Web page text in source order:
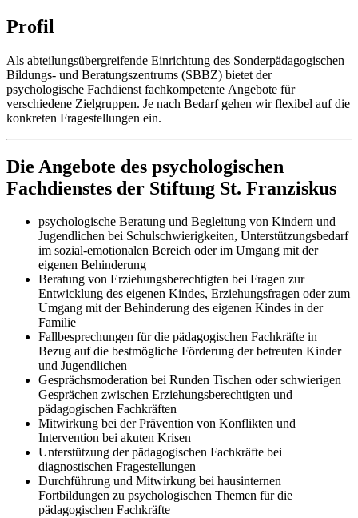
Profil
Als abteilungsübergreifende Einrichtung des Sonderpädagogischen
Bildungs- und Beratungszentrums (SBBZ) bietet der
psychologische Fachdienst fachkompetente Angebote für
verschiedene Zielgruppen. Je nach Bedarf gehen wir flexibel auf die
konkreten Fragestellungen ein.
Die Angebote des psychologischen
Fachdienstes der Stiftung St. Franziskus
psychologische Beratung und Begleitung von Kindern und
Jugendlichen bei Schulschwierigkeiten, Unterstützungsbedarf
im sozial-emotionalen Bereich oder im Umgang mit der
eigenen Behinderung
Beratung von Erziehungsberechtigten bei Fragen zur
Entwicklung des eigenen Kindes, Erziehungsfragen oder zum
Umgang mit der Behinderung des eigenen Kindes in der
Familie
Fallbesprechungen für die pädagogischen Fachkräfte in
Bezug auf die bestmögliche Förderung der betreuten Kinder
und Jugendlichen
Gesprächsmoderation bei Runden Tischen oder schwierigen
Gesprächen zwischen Erziehungsberechtigten und
pädagogischen Fachkräften
Mitwirkung bei der Prävention von Konflikten und
Intervention bei akuten Krisen
Unterstützung der pädagogischen Fachkräfte bei
diagnostischen Fragestellungen
Durchführung und Mitwirkung bei hausinternen
Fortbildungen zu psychologischen Themen für die
pädagogischen Fachkräfte